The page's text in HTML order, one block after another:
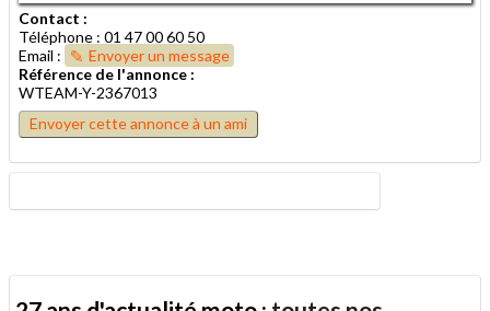
Contact :
Téléphone : 01 47 00 60 50
Email :
Envoyer un message
Référence de l'annonce :
WTEAM-Y-2367013
Envoyer cette annonce à un ami